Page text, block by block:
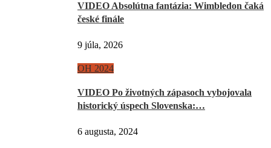
VIDEO Absolútna fantázia: Wimbledon čaká
české finále
9 júla, 2026
OH 2024
VIDEO Po životných zápasoch vybojovala
historický úspech Slovenska:…
6 augusta, 2024